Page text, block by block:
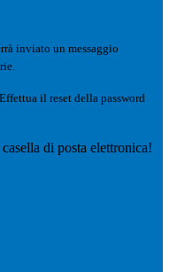
inviato un messaggio
il reset della password
di posta elettronica!